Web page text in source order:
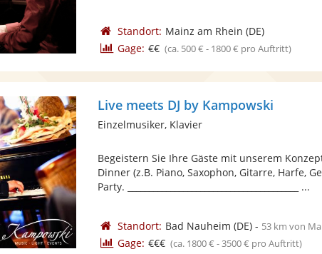
Standort: Mainz am Rhein (DE)
Gage: €€ (ca. 500 € - 1800 € pro Auftritt)
Live meets DJ by Kampowski
Einzelmusiker, Klavier
Begeistern Sie Ihre Gäste mit unserem
Dinner (z.B. Piano, Saxophon, Gitarre, Harfe,
Party. ________________________________________ ...
Standort: Bad Nauheim (DE)- 53 km von
Gage: €€€ (ca. 1800 € - 3500 € pro Auftritt)